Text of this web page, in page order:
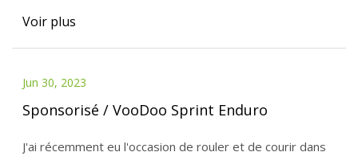
Voir plus
Jun 30, 2023
Sponsorisé / VooDoo Sprint Enduro
J'ai récemment eu l'occasion de rouler et de courir dans